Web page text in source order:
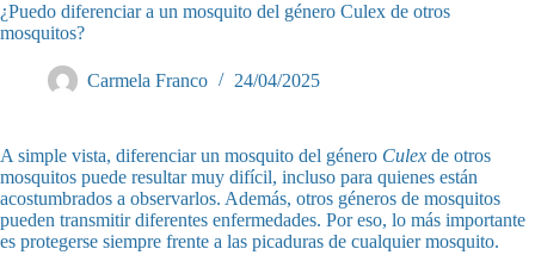
¿Puedo diferenciar a un mosquito del género Culex de otros
mosquitos?
Carmela Franco 24/04/2025
A simple vista, diferenciar un mosquito del género Culex de otros
mosquitos puede resultar muy difícil, incluso para quienes están
acostumbrados a observarlos. Además, otros géneros de mosquitos
pueden transmitir diferentes enfermedades. Por eso, lo más importante
es protegerse siempre frente a las picaduras de cualquier mosquito.